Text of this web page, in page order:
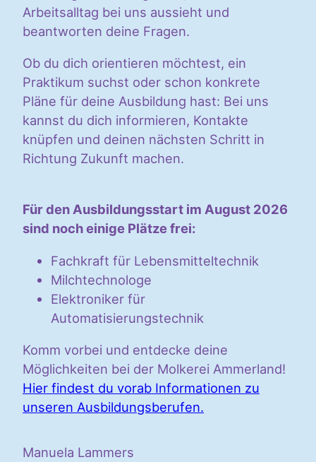
Arbeitsalltag bei uns aussieht und
beantworten deine Fragen.
Ob du dich orientieren möchtest, ein
Praktikum suchst oder schon konkrete
Pläne für deine Ausbildung hast: Bei uns
kannst du dich informieren, Kontakte
knüpfen und deinen nächsten Schritt in
Richtung Zukunft machen.
Für den Ausbildungsstart im August 2026
sind noch einige Plätze frei:
Fachkraft für Lebensmitteltechnik
Milchtechnologe
Elektroniker für
Automatisierungstechnik
Komm vorbei und entdecke deine
Möglichkeiten bei der Molkerei Ammerland!
Hier findest du vorab Informationen zu
unseren Ausbildungsberufen.
Manuela Lammers